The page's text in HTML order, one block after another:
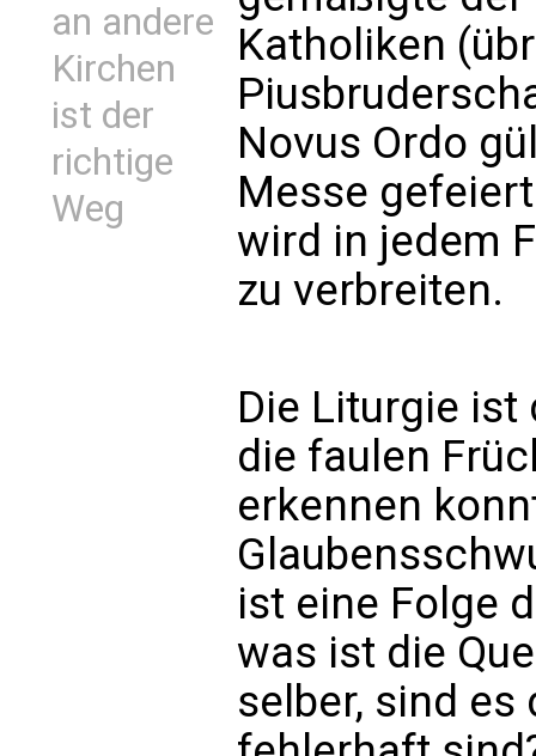
an andere
Kirchen
ist der
richtige
Weg
Katholiken
Novus Ordo
Messe
wird in jedem
zu verbreiten.
Die Liturgie ist
die faulen
erkennen
ist eine Folge
was ist die
selber, sind es